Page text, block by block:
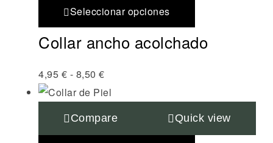
Seleccionar opciones
Collar ancho acolchado
4,95 € - 8,50 €
Compare Quick view